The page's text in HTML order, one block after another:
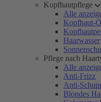
Kopfhautpflege
Alle
Kopfhaut-
Haarwasser
Pflege nach
Alle
Anti-Frizz
Anti-
Blondes